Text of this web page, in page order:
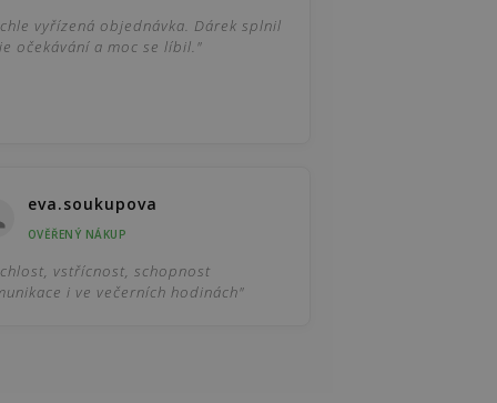
vyřízená objednávka. Dárek splnil
očekávání a moc se líbil."
eva.soukupova
OVĚŘENÝ NÁKUP
vstřícnost, schopnost
i ve večerních hodinách"